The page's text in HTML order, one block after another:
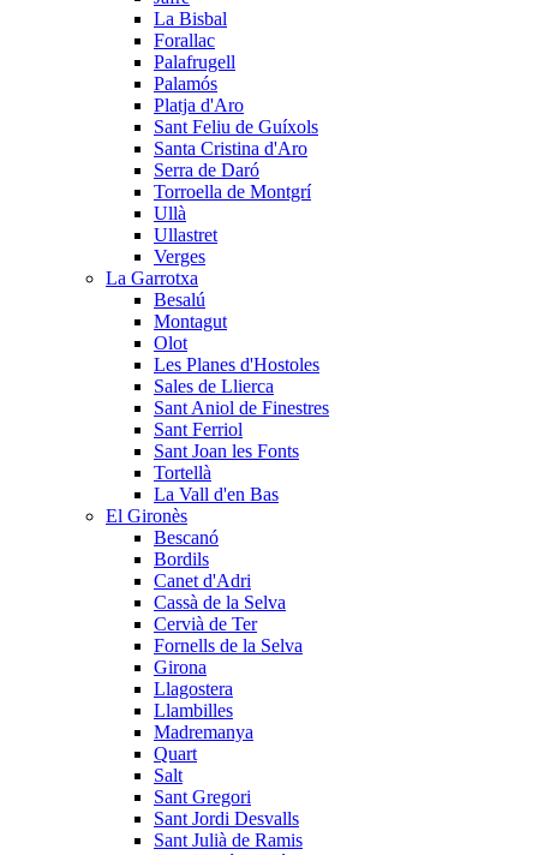
La Bisbal
Forallac
Palafrugell
Palamós
Platja d'Aro
Sant Feliu de Guíxols
Santa Cristina d'Aro
Serra de Daró
Torroella de Montgrí
Ullà
Ullastret
Verges
La Garrotxa
Besalú
Montagut
Olot
Les Planes d'Hostoles
Sales de Llierca
Sant Aniol de Finestres
Sant Ferriol
Sant Joan les Fonts
Tortellà
La Vall d'en Bas
El Gironès
Bescanó
Bordils
Canet d'Adri
Cassà de la Selva
Cervià de Ter
Fornells de la Selva
Girona
Llagostera
Llambilles
Madremanya
Quart
Salt
Sant Gregori
Sant Jordi Desvalls
Sant Julià de Ramis